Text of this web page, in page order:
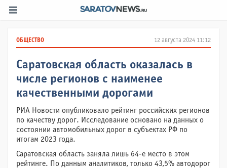
12 августа 2024 11:12
ОБЩЕСТВО
Саратовская область оказалась в
числе регионов с наименее
качественными дорогами
РИА Новости опубликовало рейтинг российских регионов
по качеству дорог. Исследование основано на данных о
состоянии автомобильных дорог в субъектах РФ по
итогам 2023 года.
Саратовская область заняла лишь 64-е место в этом
рейтинге. По данным аналитиков, только 43,5% автодорог